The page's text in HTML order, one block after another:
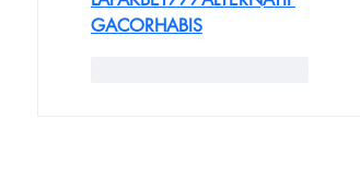
GACORHABIS